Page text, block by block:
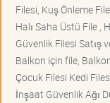
Filesi, Kuş Önleme
Halı Saha Üstü File ,
Güvenlik Filesi Satış
Balkon için file,
Çocuk Filesi Kedi
İnşaat Güvenlik Ağı